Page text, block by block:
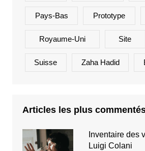
Pays-Bas Prototype
Royaume-Uni Site
Suisse Zaha Hadid
Articles les plus
Inventaire des
Luigi Colani